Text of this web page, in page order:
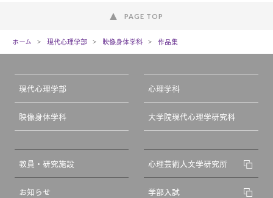
PAGE TOP
ホーム 現代心理学部 映像身体学科 作品集
現代心理学部 心理学科
映像身体学科 大学院現代心理学研究科
教員・研究施設 心理芸術人文学研究所
お知らせ 学部入試